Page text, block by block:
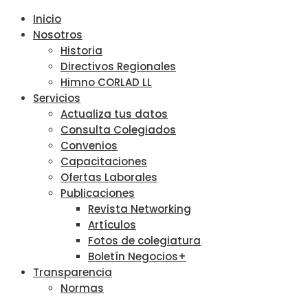
Inicio
Nosotros
Historia
Directivos Regionales
Himno CORLAD LL
Servicios
Actualiza tus datos
Consulta Colegiados
Convenios
Capacitaciones
Ofertas Laborales
Publicaciones
Revista Networking
Artículos
Fotos de colegiatura
Boletín Negocios+
Transparencia
Normas